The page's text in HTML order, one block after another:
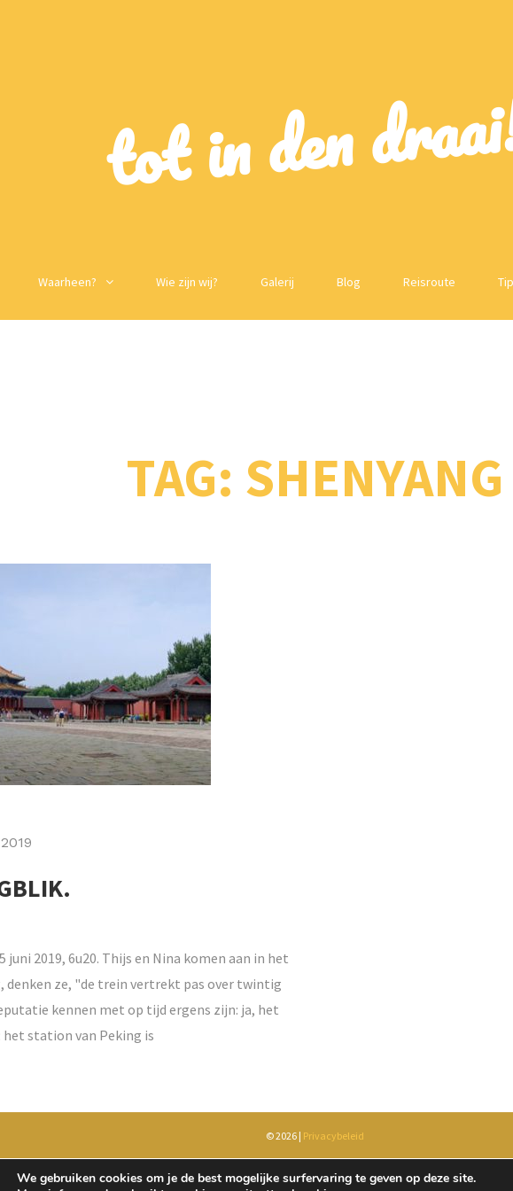
tot in den
Waarheen? Wie zijn wij? Galerij Blog Reisroute
TAG: SHENYANG
juni 2019, 6u20. Thijs en Nina komen aan in het
denken ze, "de trein vertrekt pas over twintig
kennen met op tijd ergens zijn: ja, het
het station van Peking is
© 2026 | Privacybeleid
Niks van deze site mag gekopieerd of gebruikt worden zonder toestemming.
We'll find you and hunt you down like a dog!
We gebruiken cookies om je de best mogelijke surfervaring te geven op deze site.